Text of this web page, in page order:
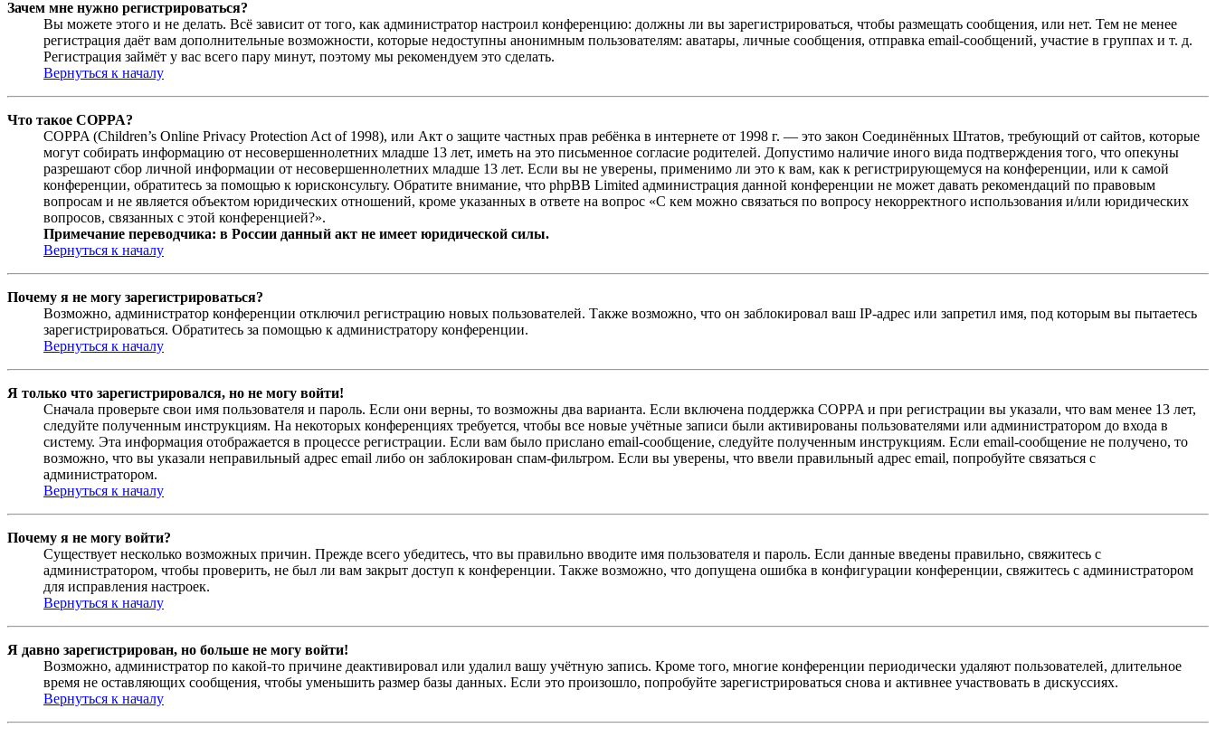
Зачем мне нужно регистрироваться?
Вы можете этого и не делать. Всё зависит от того, как администратор настроил конференцию: должны ли вы зарегистрироваться, чтобы размещать сообщения, или нет. Тем не менее
регистрация даёт вам дополнительные возможности, которые недоступны анонимным пользователям: аватары, личные сообщения, отправка email-сообщений, участие в группах и т. д.
Регистрация займёт у вас всего пару минут, поэтому мы рекомендуем это сделать.
Вернуться к началу
Что такое COPPA?
COPPA (Children’s Online Privacy Protection Act of 1998), или Акт о защите частных прав ребёнка в интернете от 1998 г. — это закон Соединённых Штатов, требующий от сайтов, которые
могут собирать информацию от несовершеннолетних младше 13 лет, иметь на это письменное согласие родителей. Допустимо наличие иного вида подтверждения того, что опекуны
разрешают сбор личной информации от несовершеннолетних младше 13 лет. Если вы не уверены, применимо ли это к вам, как к регистрирующемуся на конференции, или к самой
конференции, обратитесь за помощью к юрисконсульту. Обратите внимание, что phpBB Limited администрация данной конференции не может давать рекомендаций по правовым
вопросам и не является объектом юридических отношений, кроме указанных в ответе на вопрос «С кем можно связаться по вопросу некорректного использования и/или юридических
вопросов, связанных с этой конференцией?».
Примечание переводчика: в России данный акт не имеет юридической силы.
Вернуться к началу
Почему я не могу зарегистрироваться?
Возможно, администратор конференции отключил регистрацию новых пользователей. Также возможно, что он заблокировал ваш IP-адрес или запретил имя, под которым вы пытаетесь
зарегистрироваться. Обратитесь за помощью к администратору конференции.
Вернуться к началу
Я только что зарегистрировался, но не могу войти!
Сначала проверьте свои имя пользователя и пароль. Если они верны, то возможны два варианта. Если включена поддержка COPPA и при регистрации вы указали, что вам менее 13 лет,
следуйте полученным инструкциям. На некоторых конференциях требуется, чтобы все новые учётные записи были активированы пользователями или администратором до входа в
систему. Эта информация отображается в процессе регистрации. Если вам было прислано email-сообщение, следуйте полученным инструкциям. Если email-сообщение не получено, то
возможно, что вы указали неправильный адрес email либо он заблокирован спам-фильтром. Если вы уверены, что ввели правильный адрес email, попробуйте связаться с
администратором.
Вернуться к началу
Почему я не могу войти?
Существует несколько возможных причин. Прежде всего убедитесь, что вы правильно вводите имя пользователя и пароль. Если данные введены правильно, свяжитесь с
администратором, чтобы проверить, не был ли вам закрыт доступ к конференции. Также возможно, что допущена ошибка в конфигурации конференции, свяжитесь с администратором
для исправления настроек.
Вернуться к началу
Я давно зарегистрирован, но больше не могу войти!
Возможно, администратор по какой-то причине деактивировал или удалил вашу учётную запись. Кроме того, многие конференции периодически удаляют пользователей, длительное
время не оставляющих сообщения, чтобы уменьшить размер базы данных. Если это произошло, попробуйте зарегистрироваться снова и активнее участвовать в дискуссиях.
Вернуться к началу